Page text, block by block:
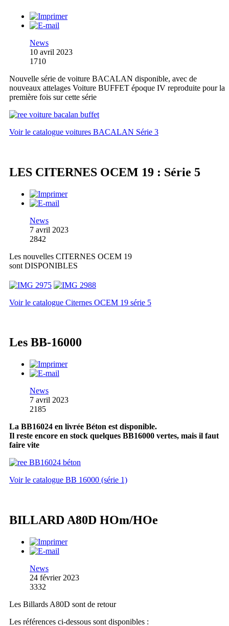
News
10 avril 2023
1710
Nouvelle série de voiture BACALAN disponible, avec de
nouveaux attelages Voiture BUFFET époque IV reproduite pour la
première fois sur cette série
Voir le catalogue voitures BACALAN Série 3
LES CITERNES OCEM 19 : Série 5
News
7 avril 2023
2842
Les nouvelles CITERNES OCEM 19
sont DISPONIBLES
Voir le catalogue Citernes OCEM 19 série 5
Les BB-16000
News
7 avril 2023
2185
La BB16024 en livrée Béton est disponible.
Il reste encore en stock quelques BB16000 vertes, mais il faut
faire vite
Voir le catalogue BB 16000 (série 1)
BILLARD A80D HOm/HOe
News
24 février 2023
3332
Les Billards A80D sont de retour
Les références ci-dessous sont disponibles :